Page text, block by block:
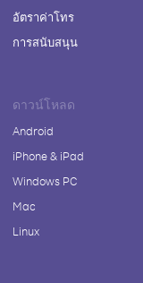
อัตราค่าโทร
การสนับสนุน
ดาวน์โหลด
Android
iPhone & iPad
Windows PC
Mac
Linux